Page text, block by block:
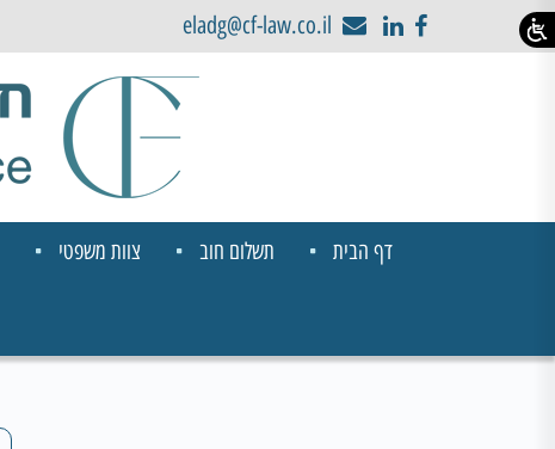
eladg@cf-law.co.il
דף הבית תשלום חוב צוות משפטי